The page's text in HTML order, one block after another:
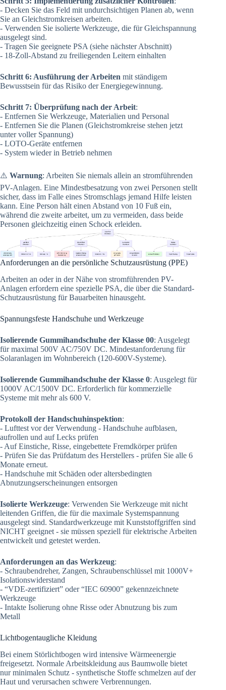
- Decken Sie das Feld mit undurchsichtigen Planen ab, wenn
Sie an Gleichstromkreisen arbeiten.
- Verwenden Sie isolierte Werkzeuge, die für Gleichspannung
ausgelegt sind.
- Tragen Sie geeignete PSA (siehe nächster Abschnitt)
- 18-Zoll-Abstand zu freiliegenden Leitern einhalten
Schritt 6: Ausführung der Arbeiten mit ständigem
Bewusstsein für das Risiko der Energiegewinnung.
Schritt 7: Überprüfung nach der Arbeit:
- Entfernen Sie Werkzeuge, Materialien und Personal
- Entfernen Sie die Planen (Gleichstromkreise stehen jetzt
unter voller Spannung)
- LOTO-Geräte entfernen
- System wieder in Betrieb nehmen
⚠️ Warnung: Arbeiten Sie niemals allein an stromführenden
PV-Anlagen. Eine Mindestbesatzung von zwei Personen stellt
sicher, dass im Falle eines Stromschlags jemand Hilfe leisten
kann. Eine Person hält einen Abstand von 10 Fuß ein,
während die zweite arbeitet, um zu vermeiden, dass beide
Personen gleichzeitig einen Schock erleiden.
Anforderungen an die persönliche Schutzausrüstung (PPE)
Arbeiten an oder in der Nähe von stromführenden PV-
Anlagen erfordern eine spezielle PSA, die über die Standard-
Schutzausrüstung für Bauarbeiten hinausgeht.
Spannungsfeste Handschuhe und Werkzeuge
Isolierende Gummihandschuhe der Klasse 00: Ausgelegt
für maximal 500V AC/750V DC. Mindestanforderung für
Solaranlagen im Wohnbereich (120-600V-Systeme).
Isolierende Gummihandschuhe der Klasse 0: Ausgelegt für
1000V AC/1500V DC. Erforderlich für kommerzielle
Systeme mit mehr als 600 V.
Protokoll der Handschuhinspektion:
- Lufttest vor der Verwendung - Handschuhe aufblasen,
aufrollen und auf Lecks prüfen
- Auf Einstiche, Risse, eingebettete Fremdkörper prüfen
- Prüfen Sie das Prüfdatum des Herstellers - prüfen Sie alle 6
Monate erneut.
- Handschuhe mit Schäden oder altersbedingten
Abnutzungserscheinungen entsorgen
Isolierte Werkzeuge: Verwenden Sie Werkzeuge mit nicht
leitenden Griffen, die für die maximale Systemspannung
ausgelegt sind. Standardwerkzeuge mit Kunststoffgriffen sind
NICHT geeignet - sie müssen speziell für elektrische Arbeiten
entwickelt und getestet werden.
Anforderungen an das Werkzeug:
- Schraubendreher, Zangen, Schraubenschlüssel mit 1000V+
Isolationswiderstand
- “VDE-zertifiziert” oder “IEC 60900” gekennzeichnete
Werkzeuge
- Intakte Isolierung ohne Risse oder Abnutzung bis zum
Metall
Lichtbogentaugliche Kleidung
Bei einem Störlichtbogen wird intensive Wärmeenergie
freigesetzt. Normale Arbeitskleidung aus Baumwolle bietet
nur minimalen Schutz - synthetische Stoffe schmelzen auf der
Haut und verursachen schwere Verbrennungen.